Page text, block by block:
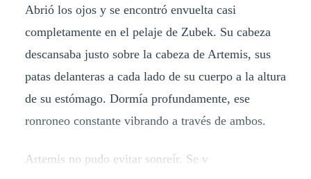
Abrió los ojos y se encontró envuelta casi
completamente en el pelaje de Zubek. Su cabeza
descansaba justo sobre la cabeza de Artemis, sus
patas delanteras a cada lado de su cuerpo a la altura
de su estómago. Dormía profundamente, ese
ronroneo constante vibrando a través de ambos.
Artemis no pudo evitar sonreír. Se v